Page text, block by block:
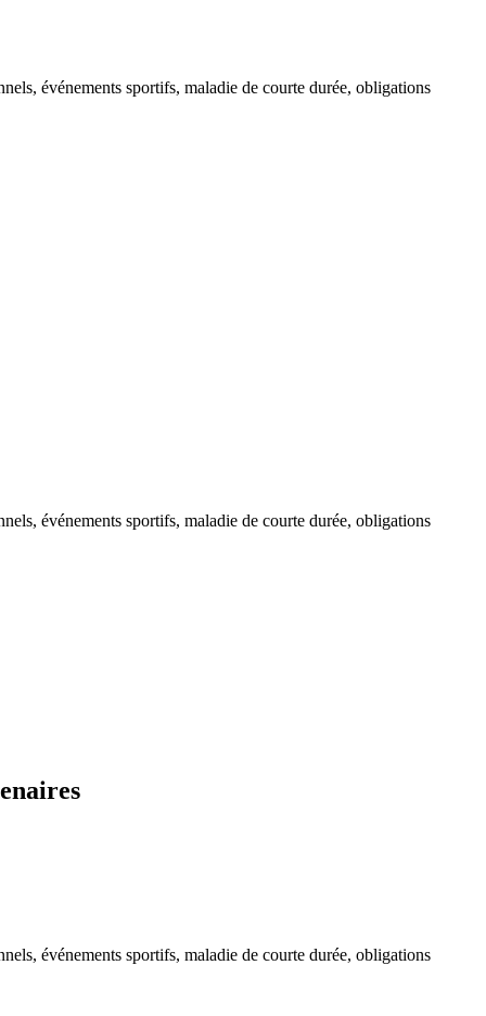
événements sportifs, maladie de courte durée, obligations
événements sportifs, maladie de courte durée, obligations
événements sportifs, maladie de courte durée, obligations